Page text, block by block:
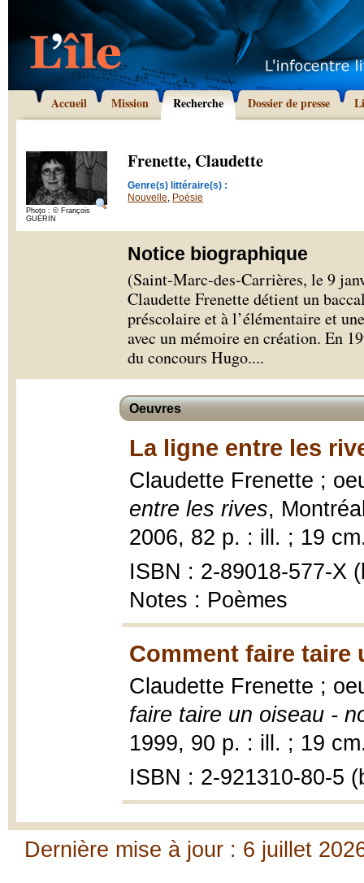
Accueil Mission Recherche Dossier de presse
Photo : © François
GUÉRIN
Frenette, Claudette
Genre(s) littéraire(s) :
Nouvelle, Poésie
Notice biographique
(Saint-Marc-des-Carrières, le 9
Claudette Frenette détient un
préscolaire et à l’élémentaire et
avec un mémoire en création. En
du concours Hugo....
Oeuvres
La ligne entre les
Claudette Frenette ;
entre les rives,
2006, 82 p. : ill. ; 19
ISBN : 2-89018-577-X
Notes : Poèmes
Comment faire taire
Claudette Frenette ;
faire taire un oiseau -
1999, 90 p. : ill. ; 19
ISBN : 2-921310-80-5
Dernière mise à jour : 6 juillet